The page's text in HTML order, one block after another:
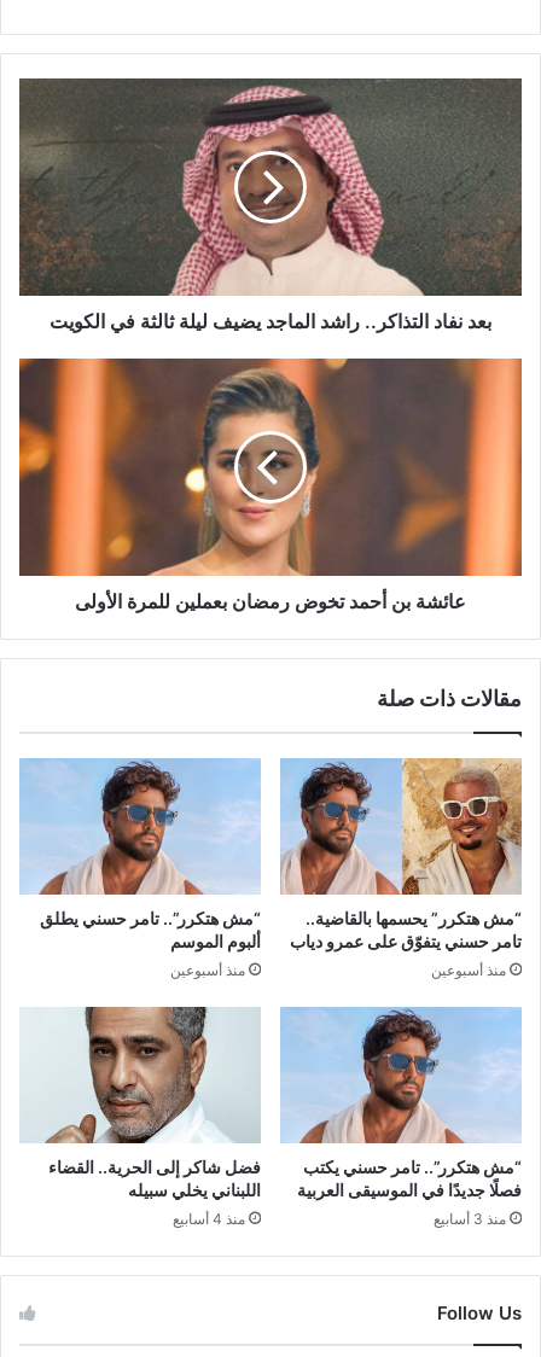
نفاد
التذاكر..
راشد
الماجد
يضيف
ليلة
ثالثة
في
الكويتبعد نفاد التذاكر.. راشد الماجد يضيف ليلة ثالثة في الكويت
عائشة بن أحمد تخوض رمضان بعملين للمرة الأولى
مقالات ذات صلة
“مش هتكرر” يحسمها بالقاضية..
تامر حسني يتفوّق على عمرو دياب
منذ أسبوعين
“مش هتكرر”.. تامر حسني يطلق
ألبوم الموسم
منذ أسبوعين
“مش هتكرر”.. تامر حسني يكتب
فصلًا جديدًا في الموسيقى العربية
منذ 3 أسابيع
فضل شاكر إلى الحرية.. القضاء
اللبناني يخلي سبيله
منذ 4 أسابيع
Follow Us